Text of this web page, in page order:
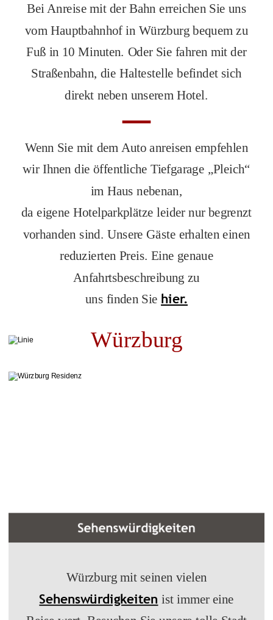
Bei Anreise mit der Bahn erreichen Sie uns
vom Hauptbahnhof in Würzburg bequem zu
Fuß in 10 Minuten. Oder Sie fahren mit der
Straßenbahn, die Haltestelle befindet sich
direkt neben unserem Hotel.
Wenn Sie mit dem Auto anreisen empfehlen
wir Ihnen die öffentliche Tiefgarage „Pleich“
im Haus nebenan,
da eigene Hotelparkplätze leider nur begrenzt
vorhanden sind. Unsere Gäste erhalten einen
reduzierten Preis. Eine genaue
Anfahrtsbeschreibung zu
uns finden Sie hier.
Würzburg
Würzburg mit seinen vielen
Sehenswürdigkeiten ist immer eine